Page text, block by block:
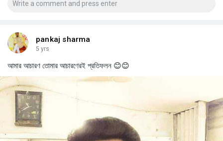
pankaj sharma
5 yrs
আমার আচারণ তোমার আচারণেরই প্রতিফলন 😊😊